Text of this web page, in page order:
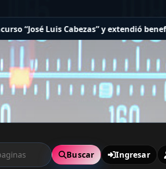
Luis Cabezas” y extendió
Buscar Ingresar